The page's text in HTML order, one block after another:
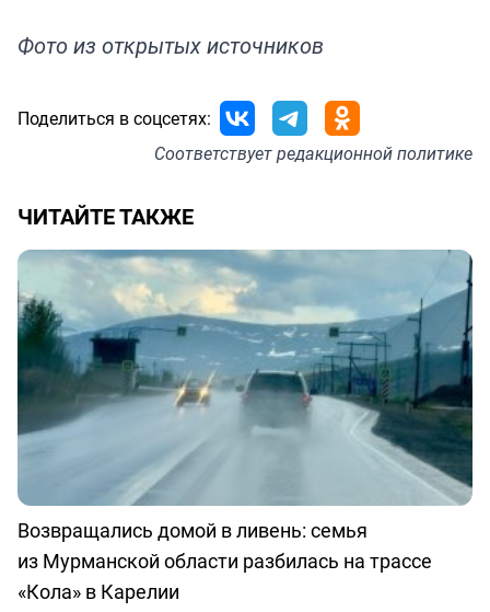
Фото из открытых источников
Поделиться в соцсетях:
Соответствуетредакционной политике
ЧИТАЙТЕ ТАКЖЕ
Возвращались домой в ливень: семья
из Мурманской области разбилась на трассе
«Кола» в Карелии